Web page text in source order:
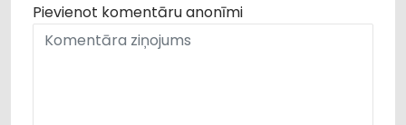
Pievienot komentāru anonīmi